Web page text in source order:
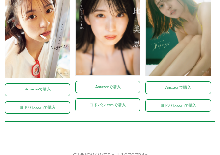
Amazonで購入
ヨドバシ.comで購入
Amazonで購入
ヨドバシ.comで購入
Amazonで購入
ヨドバシ.comで購入